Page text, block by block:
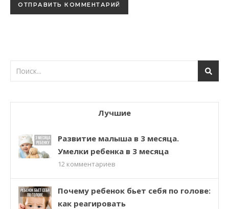
Лучшие
Развитие малыша в 3 месяца.
Умелки ребенка в 3 месяца
12 комментариев
Почему ребенок бьет себя по голове:
как реагировать